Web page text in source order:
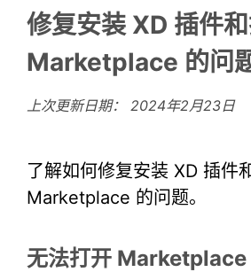
修复安装 XD 插件
Marketplace 的问
上次更新日期： 2024年2月23日
了解如何修复安装 XD 插件
Marketplace 的问题。
无法打开 Marketplace